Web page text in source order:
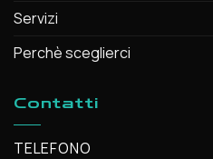
Servizi
Perchè sceglierci
Contatti
TELEFONO